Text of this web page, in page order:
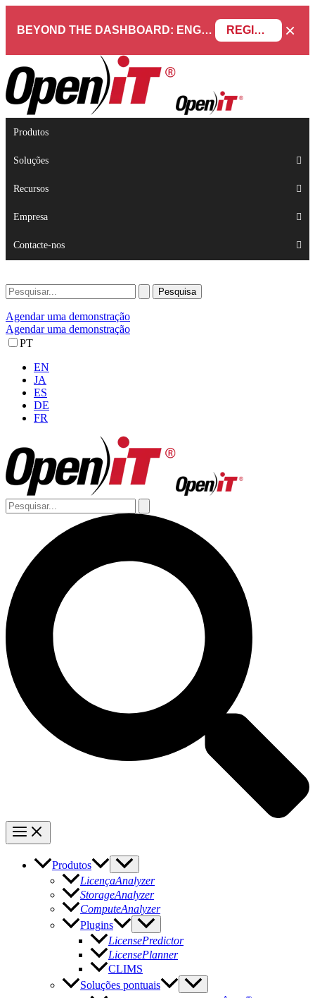
BEYOND THE DASHBOARD: ENGINEERING SOFTWARE IN SERVICENOW WEBINAR REGISTAR AGORA ×
Produtos
Soluções
Recursos
Empresa
Contacte-nos
Agendar uma demonstração
Agendar uma demonstração
PT
EN
JA
ES
DE
FR
Produtos
LicençaAnalyzer
StorageAnalyzer
ComputeAnalyzer
Plugins
LicensePredictor
LicensePlanner
CLIMS
Soluções pontuais